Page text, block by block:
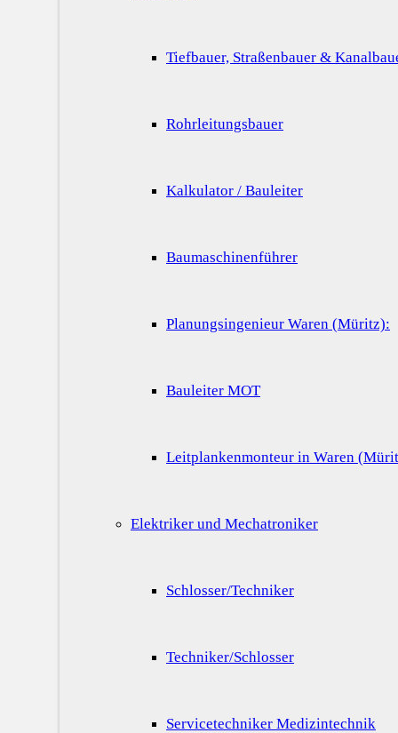
Tiefbauer, Straßenbauer &
Rohrleitungsbauer
Kalkulator / Bauleiter
Baumaschinenführer
Planungsingenieur Waren (Müritz):
Bauleiter MOT
Leitplankenmonteur in Waren
Elektriker und Mechatroniker
Schlosser/Techniker
Techniker/Schlosser
Servicetechniker Medizintechnik